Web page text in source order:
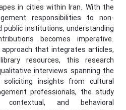
in cities within Iran. With the
responsibilities to non-
institutions, understanding
becomes imperative.
that integrates articles,
resources, this research
interviews spanning the
insights from cultural
professionals, the study
contextual, and behavioral